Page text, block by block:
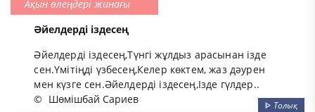
Ақын өлеңдері жинағы
Әйелдерді іздесең
Әйелдерді іздесең,Түнгі жұлдыз арасынан ізде
сен.Үмітіңді үзбесең,Келер көктем, жаз дәурен
мен күзге сен.Әйелдерді іздесең,Ізде гүлдер..
© Шөмішбай Сариев ᐈ Толық